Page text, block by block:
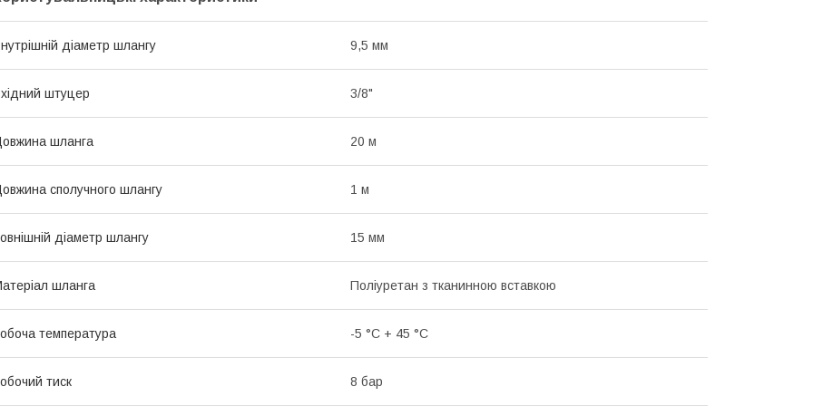
діаметр шлангу 9,5 мм
штуцер 3/8"
шланга 20 м
сполучного шлангу 1 м
діаметр шлангу 15 мм
шланга Поліуретан з тканинною вставкою
температура -5 °C + 45 °C
тиск 8 бар